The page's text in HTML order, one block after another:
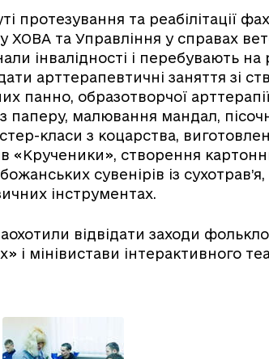
протезування та реабілітації
ХОВА та Управління у справах
інвалідності і перебувають на
арттерапевтичні заняття зі
панно, образотворчої
паперу, малювання мандал,
класи з коцарства,
«Крученики», створення
сувенірів із
інструментах.
відвідати заходи
і мінівистави інтерактивного